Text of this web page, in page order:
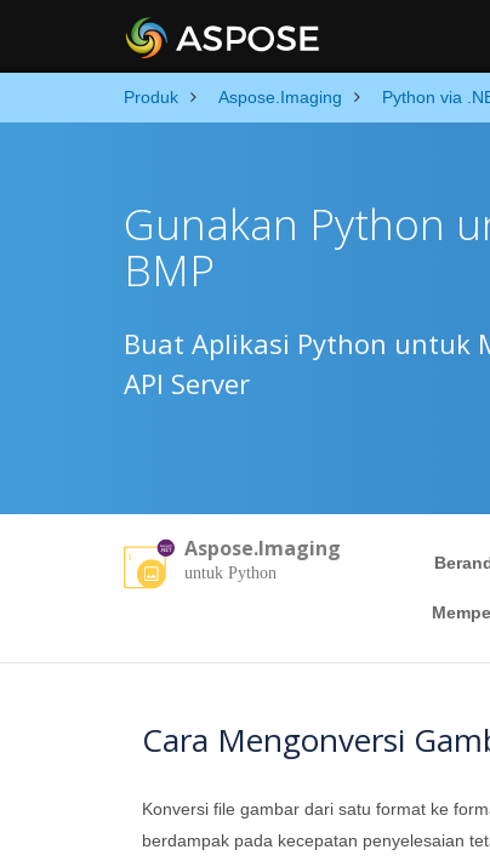
Produk Aspose.Imaging Python via
Gunakan Python
BMP
Buat Aplikasi Python untuk
API Server
Aspose.Imaging
untuk Python
Cara Mengonversi
Konversi file gambar dari satu format ke
berdampak pada kecepatan penyelesaian